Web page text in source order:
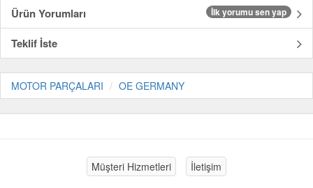
Ürün Yorumları İlk yorumu sen yap
Teklif İste
MOTOR PARÇALARI OE GERMANY
Müşteri Hizmetleri İletişim